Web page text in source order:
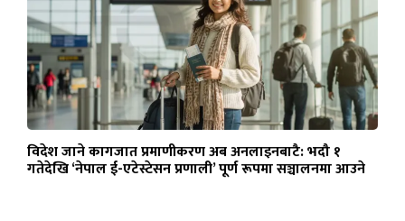
विदेश जाने कागजात प्रमाणीकरण अब अनलाइनबाटै: भदौ १
गतेदेखि ‘नेपाल ई-एटेस्टेसन प्रणाली’ पूर्ण रूपमा सञ्चालनमा आउने